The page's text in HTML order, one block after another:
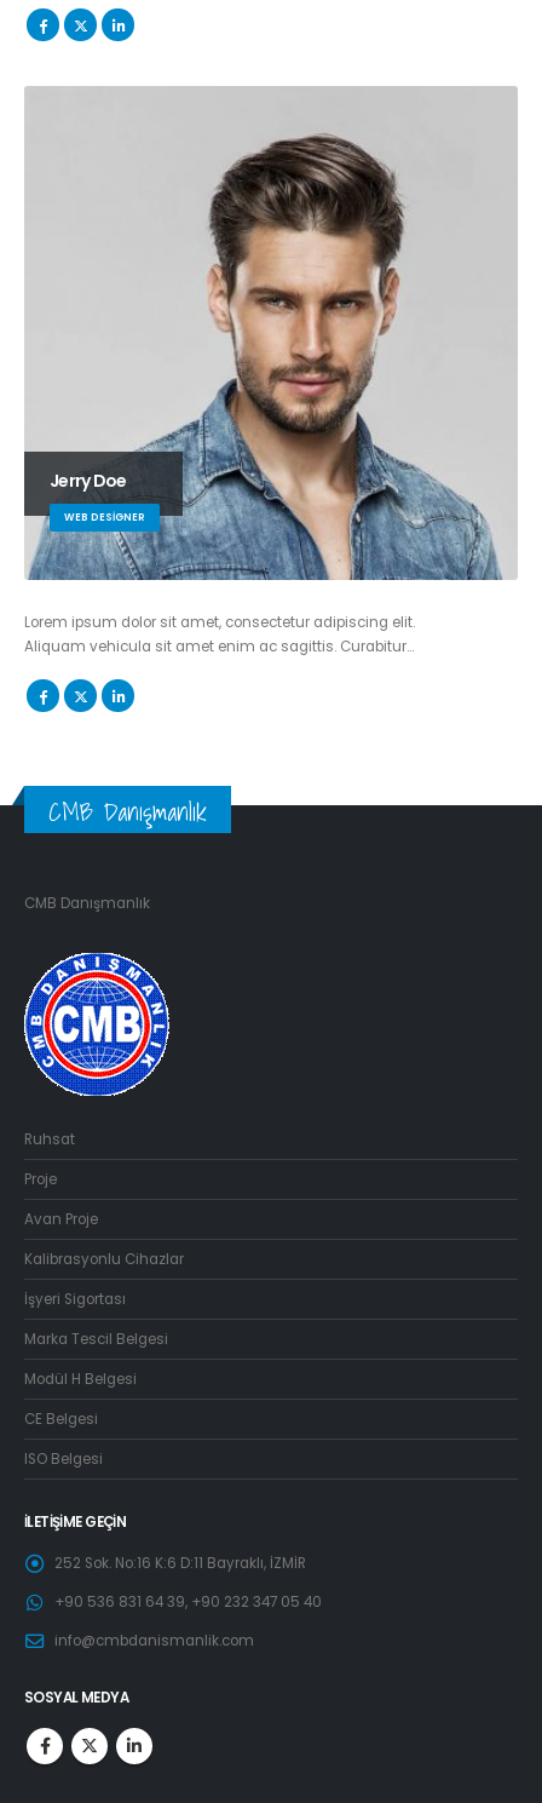
Jerry Doe
WEB DESIGNER
Lorem ipsum dolor sit amet, consectetur adipiscing elit.
Aliquam vehicula sit amet enim ac sagittis. Curabitur…
CMB Danışmanlık
CMB Danışmanlık
Ruhsat
Proje
Avan Proje
Kalibrasyonlu Cihazlar
İşyeri Sigortası
Marka Tescil Belgesi
Modül H Belgesi
CE Belgesi
ISO Belgesi
İLETIŞIME GEÇIN
252 Sok. No:16 K:6 D:11 Bayraklı, İZMİR
+90 536 831 64 39, +90 232 347 05 40
info@cmbdanismanlik.com
SOSYAL MEDYA